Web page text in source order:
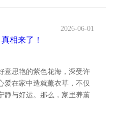
相来了！
2026-06-01
意思艳的紫色花海，深受许
爱在家中造就薰衣草，不仅
静与好运。那么，家里养薰